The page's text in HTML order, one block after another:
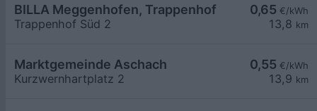
0,65 €/kWh
13,8 km
BILLA Meggenhofen, Trappenhof
Trappenhof Süd 2
0,55 €/kWh
13,9 km
Marktgemeinde Aschach
Kurzwernhartplatz 2